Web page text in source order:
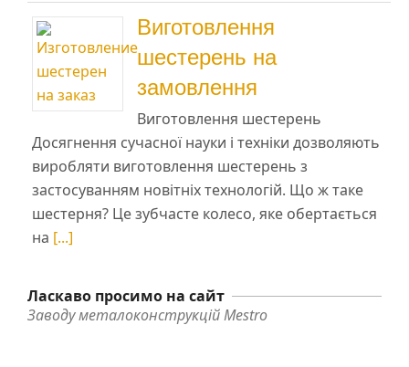
Виготовлення
шестерень на
замовлення
Виготовлення шестерень
Досягнення сучасної науки і техніки дозволяють
виробляти виготовлення шестерень з
застосуванням новітніх технологій. Що ж таке
шестерня? Це зубчасте колесо, яке обертається
на [...]
Ласкаво просимо на сайт
Заводу металоконструкцій Mestro